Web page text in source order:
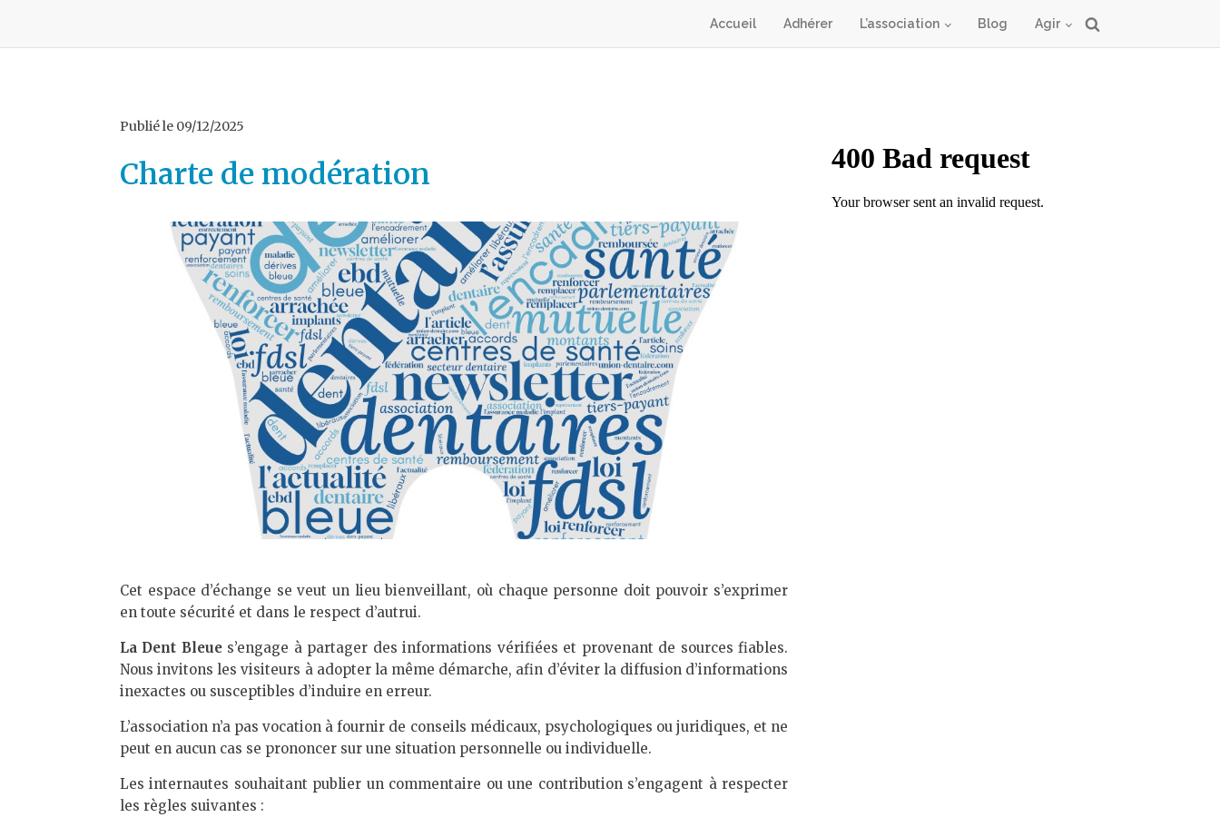
Accueil Adhérer L’association Blog Agir
Publié le 09/12/2025
Charte de modération
Cet espace d’échange se veut un lieu bienveillant, où chaque personne doit pouvoir s’exprimer
en toute sécurité et dans le respect d’autrui.
La Dent Bleues’engage à partager des informations vérifiées et provenant de sources fiables.
Nous invitons les visiteurs à adopter la même démarche, afin d’éviter la diffusion d’informations
inexactes ou susceptibles d’induire en erreur.
L’association n’a pas vocation à fournir de conseils médicaux, psychologiques ou juridiques, et ne
peut en aucun cas se prononcer sur une situation personnelle ou individuelle.
Les internautes souhaitant publier un commentaire ou une contribution s’engagent à respecter
les règles suivantes :